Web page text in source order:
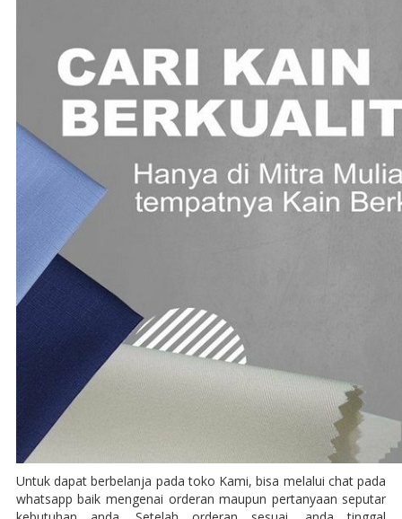
Untuk dapat berbelanja pada toko Kami, bisa melalui chat pada
whatsapp baik mengenai orderan maupun pertanyaan seputar